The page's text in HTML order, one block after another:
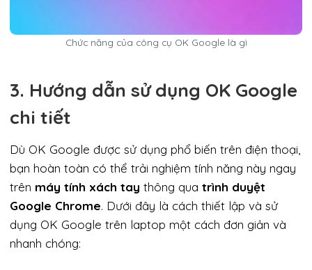
Chức năng của công cụ OK Google là gì
3. Hướng dẫn sử dụng OK Google
chi tiết
Dù OK Google được sử dụng phổ biến trên điện thoại,
bạn hoàn toàn có thể trải nghiệm tính năng này ngay
trên máy tính xách tay thông qua trình duyệt
Google Chrome. Dưới đây là cách thiết lập và sử
dụng OK Google trên laptop một cách đơn giản và
nhanh chóng: